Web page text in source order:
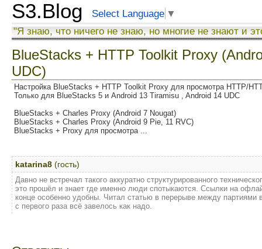
S3.Blog Select Language ▼
"Я знаю, что ничего не знаю, но многие не знают и
BlueStacks + HTTP Toolkit Proxy
UDC)
Настройка BlueStacks + HTTP Toolkit Proxy для просмотра HTTP/
Только для BlueStacks 5 и Android 13 Tiramisu , Android 14 UDC
BlueStacks + Charles Proxy (Android 7 Nougat)
BlueStacks + Charles Proxy (Android 9 Pie, 11 RVC)
BlueStacks + Proxy для просмотра ...
katarina8 (гость)
Давно не встречал такого аккуратно структурированного
это прошёл и знает где именно люди спотыкаются. Ссылки на
конце особенно удобны. Читал статью в перерыве между партиями
с первого раза всё завелось как надо.